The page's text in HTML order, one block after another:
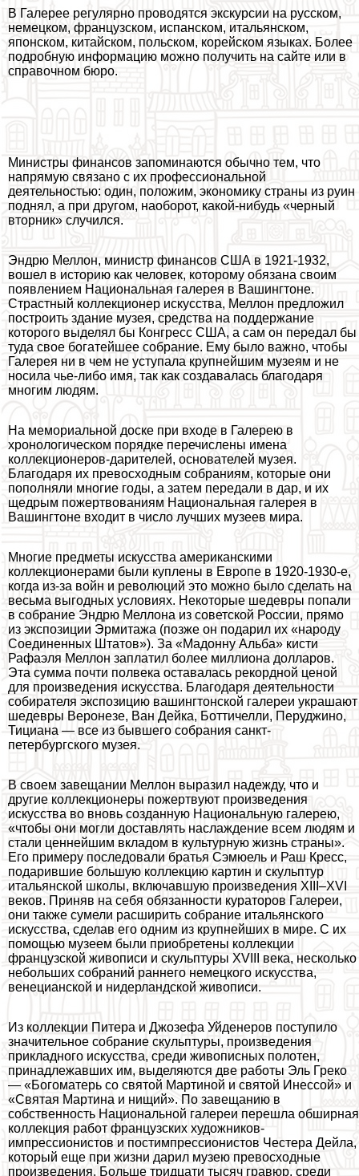
В Галерее регулярно проводятся экскурсии на русском,
немецком, французском, испанском, итальянском,
японском, китайском, польском, корейском языках. Более
подробную информацию можно получить на сайте или в
справочном бюро.
Министры финансов запоминаются обычно тем, что
напрямую связано с их профессиональной
деятельностью: один, положим, экономику страны из руин
поднял, а при другом, наоборот, какой-нибудь «черный
вторник» случился.
Эндрю Меллон, министр финансов США в 1921-1932,
вошел в историю как человек, которому обязана своим
появлением Национальная галерея в Вашингтоне.
Страстный коллекционер искусства, Меллон предложил
построить здание музея, средства на поддержание
которого выделял бы Конгресс США, а сам он передал бы
туда свое богатейшее собрание. Ему было важно, чтобы
Галерея ни в чем не уступала крупнейшим музеям и не
носила чье-либо имя, так как создавалась благодаря
многим людям.
На мемориальной доске при входе в Галерею в
хронологическом порядке перечислены имена
коллекционеров-дарителей, основателей музея.
Благодаря их превосходным собраниям, которые они
пополняли многие годы, а затем передали в дар, и их
щедрым пожертвованиям Национальная галерея в
Вашингтоне входит в число лучших музеев мира.
Многие предметы искусства американскими
коллекционерами были куплены в Европе в 1920-1930-е,
когда из-за войн и революций это можно было сделать на
весьма выгодных условиях. Некоторые шедевры попали
в собрание Эндрю Меллона из советской России, прямо
из экспозиции Эрмитажа (позже он подарил их «народу
Соединенных Штатов»). За «Мадонну Альба» кисти
Рафаэля Меллон заплатил более миллиона долларов.
Эта сумма почти полвека оставалась рекордной ценой
для произведения искусства. Благодаря деятельности
собирателя экспозицию вашингтонской галереи украшают
шедевры Веронезе, Ван Дейка, Боттичелли, Перуджино,
Тициана — все из бывшего собрания санкт-
петербургского музея.
В своем завещании Меллон выразил надежду, что и
другие коллекционеры пожертвуют произведения
искусства во вновь созданную Национальную галерею,
«чтобы они могли доставлять наслаждение всем людям и
стали ценнейшим вкладом в культурную жизнь страны».
Его примеру последовали братья Сэмюель и Раш Кресс,
подарившие большую коллекцию картин и скульптур
итальянской школы, включавшую произведения XIII–XVI
веков. Приняв на себя обязанности кураторов Галереи,
они также сумели расширить собрание итальянского
искусства, сделав его одним из крупнейших в мире. С их
помощью музеем были приобретены коллекции
французской живописи и скульптуры XVIII века, несколько
небольших собраний раннего немецкого искусства,
венецианской и нидерландской живописи.
Из коллекции Питера и Джозефа Уйденеров поступило
значительное собрание скульптуры, произведения
прикладного искусства, среди живописных полотен,
принадлежавших им, выделяются две работы Эль Греко
— «Богоматерь со святой Мартиной и святой Инессой» и
«Святая Мартина и нищий». По завещанию в
собственность Национальной галереи перешла обширная
коллекция работ французских художников-
импрессионистов и постимпрессионистов Честера Дейла,
который еще при жизни дарил музею превосходные
произведения. Больше тридцати тысяч гравюр, среди